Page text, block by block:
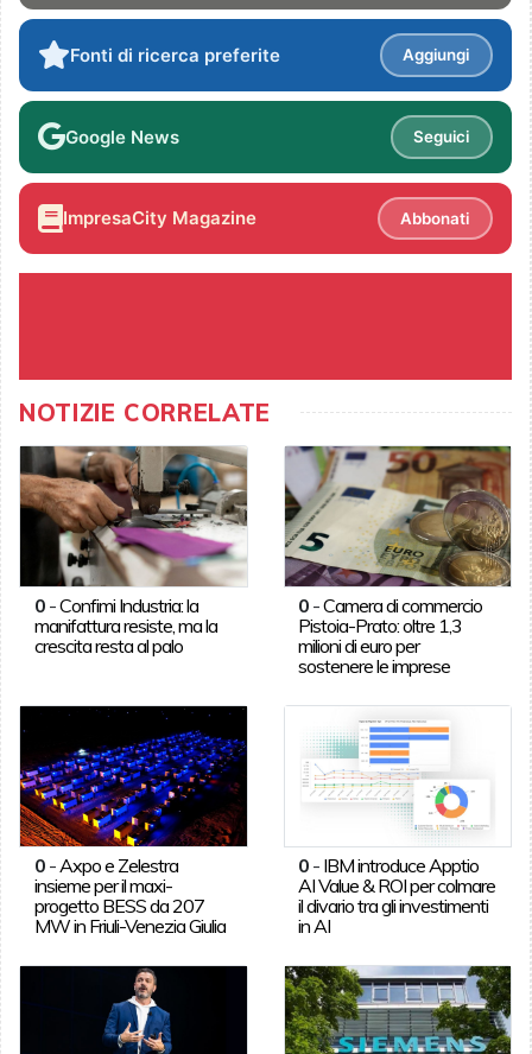
Fonti di ricerca preferite Aggiungi
Google News Seguici
ImpresaCity Magazine Abbonati
NOTIZIE CORRELATE
0-Confimi Industria: la
manifattura resiste, ma la
crescita resta al palo
0 -Camera di commercio
Pistoia-Prato: oltre 1,3
milioni di euro per
sostenere le imprese
0- Axpo e Zelestra
insieme per il maxi-
progetto BESS da 207
MW in Friuli-Venezia Giulia
0 - IBM introduce Apptio
AI Value & ROI per colmare
il divario tra gli investimenti
in AI